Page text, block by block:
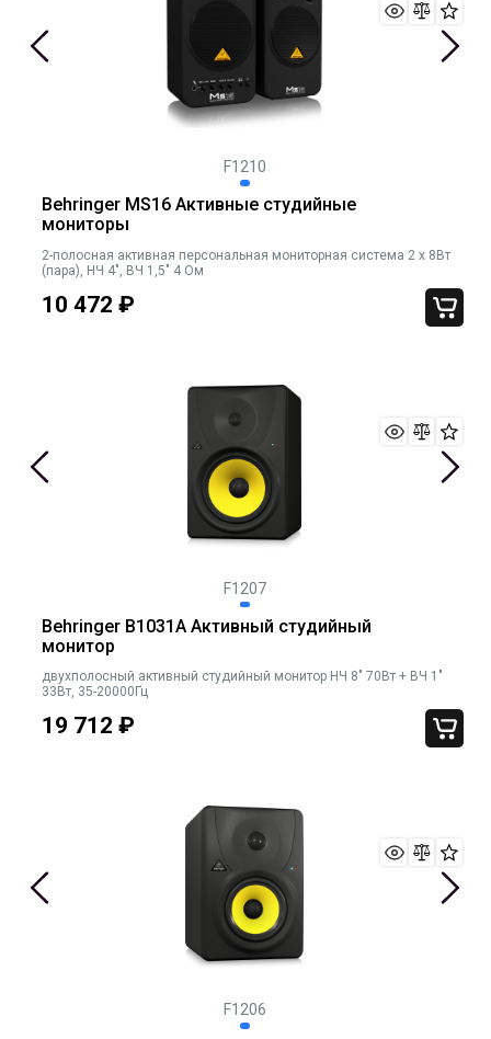
F1210
Behringer MS16 Активные студийные
мониторы
2-полосная активная персональная мониторная система 2 х 8Вт
(пара), НЧ 4", ВЧ 1,5" 4 Ом
10 472 ₽
F1207
Behringer B1031A Активный студийный
монитор
двухполосный активный студийный монитор НЧ 8" 70Вт + ВЧ 1"
33Вт, 35-20000Гц
19 712 ₽
F1206